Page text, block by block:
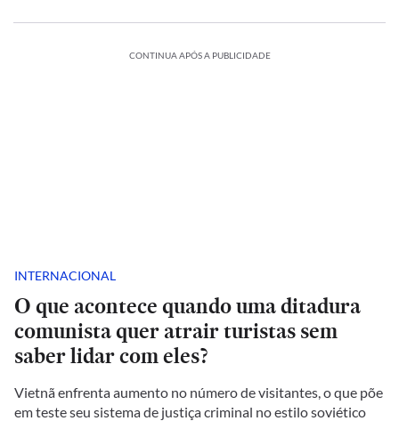
CONTINUA APÓS A PUBLICIDADE
INTERNACIONAL
O que acontece quando uma ditadura
comunista quer atrair turistas sem
saber lidar com eles?
Vietnã enfrenta aumento no número de visitantes, o que põe
em teste seu sistema de justiça criminal no estilo soviético